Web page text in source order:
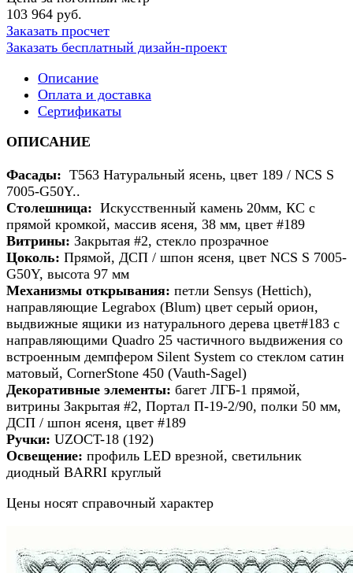
103 964 руб.
Заказать просчет
Заказать бесплатный дизайн-проект
Описание
Оплата и доставка
Сертификаты
ОПИСАНИЕ
Фасады: Т563 Натуральный ясень, цвет 189 / NCS S
7005-G50Y..
Столешница: Искусственный камень 20мм, КС с
прямой кромкой, массив ясеня, 38 мм, цвет #189
Витрины: Закрытая #2, стекло прозрачное
Цоколь: Прямой, ДСП / шпон ясеня, цвет NCS S 7005-
G50Y, высота 97 мм
Механизмы открывания: петли Sensys (Hettich),
направляющие Legrabox (Blum) цвет серый орион,
выдвижные ящики из натурального дерева цвет#183 с
направляющими Quadro 25 частичного выдвижения со
встроенным демпфером Silent System со стеклом сатин
матовый, CornerStone 450 (Vauth-Sagel)
Декоративные элементы: багет ЛГБ-1 прямой,
витрины Закрытая #2, Портал П-19-2/90, полки 50 мм,
ДСП / шпон ясеня, цвет #189
Ручки: UZOCT-18 (192)
Освещение: профиль LED врезной, светильник
диодный BARRI круглый
Цены носят справочный характер